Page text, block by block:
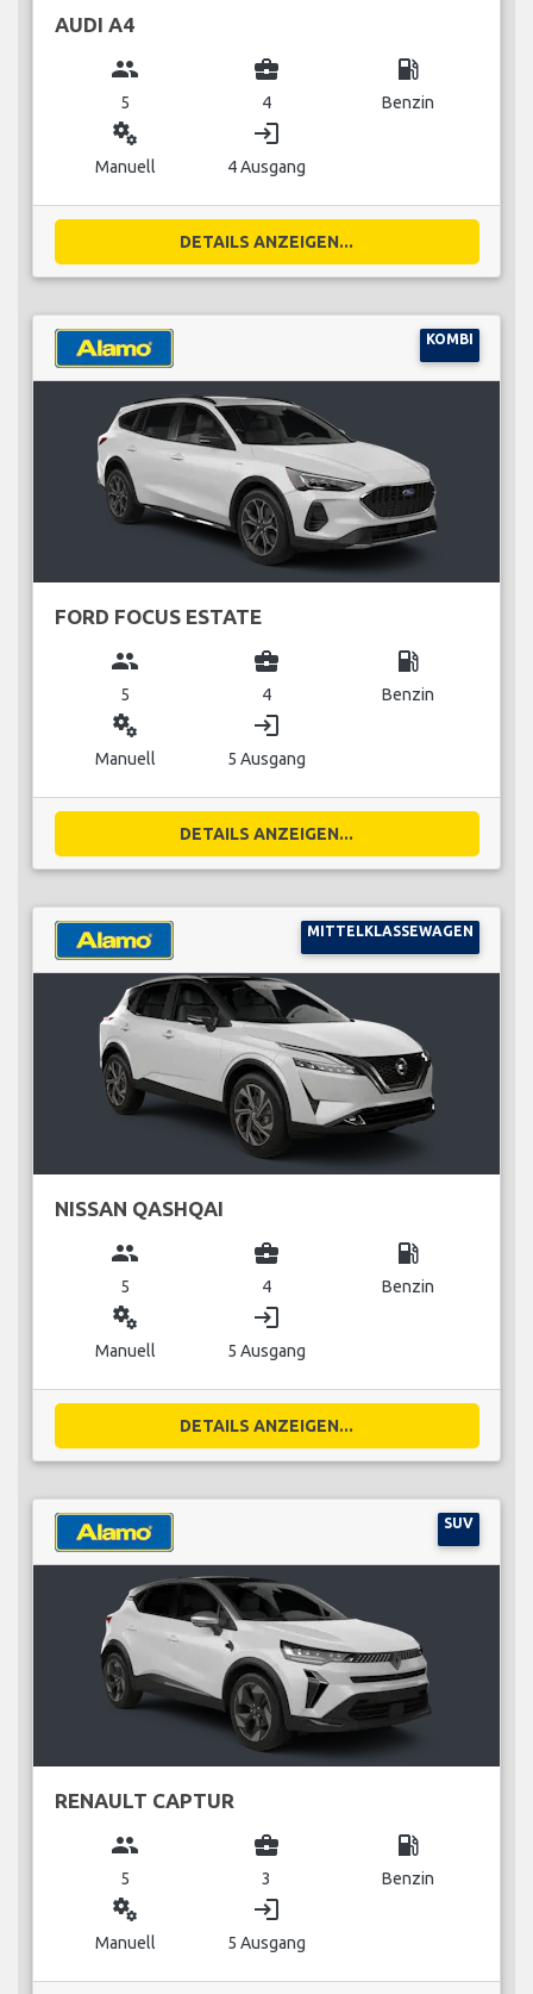
AUDI A4
group
5
business_center
4
local_gas_station
Benzin
miscellaneous_services
Manuell
login
4 Ausgang
DETAILS ANZEIGEN...
KOMBI
FORD FOCUS ESTATE
group
5
business_center
4
local_gas_station
Benzin
miscellaneous_services
Manuell
login
5 Ausgang
DETAILS ANZEIGEN...
MITTELKLASSEWAGEN
NISSAN QASHQAI
group
5
business_center
4
local_gas_station
Benzin
miscellaneous_services
Manuell
login
5 Ausgang
DETAILS ANZEIGEN...
SUV
RENAULT CAPTUR
group
5
business_center
3
local_gas_station
Benzin
miscellaneous_services
Manuell
login
5 Ausgang